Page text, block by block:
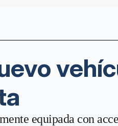
equipada con